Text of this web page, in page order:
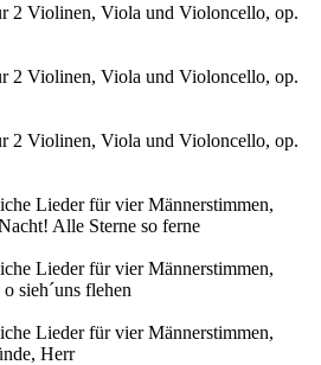
2 Violinen, Viola und Violoncello, op.
2 Violinen, Viola und Violoncello, op.
2 Violinen, Viola und Violoncello, op.
Lieder für vier Männerstimmen,
Alle Sterne so ferne
Lieder für vier Männerstimmen,
sieh´uns flehen
Lieder für vier Männerstimmen,
Herr